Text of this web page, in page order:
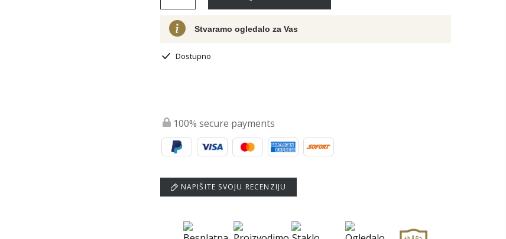
Stvaramo ogledalo za Vas
Dostupno
100% secure payments
NAPIŠITE SVOJU RECENZIJU